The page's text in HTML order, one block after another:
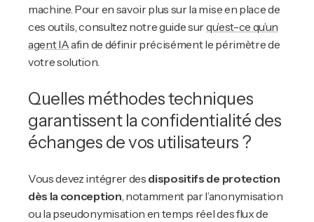
machine. Pour en savoir plus sur la mise en place de
ces outils, consultez notre guide surqu’est-ce qu’un
agent IAafin de définir précisément le périmètre de
votre solution.
Quelles méthodes techniques
garantissent la confidentialité des
échanges de vos utilisateurs ?
Vous devez intégrer des dispositifs de protection
dès la conception, notamment par l’anonymisation
ou la pseudonymisation en temps réel des flux de